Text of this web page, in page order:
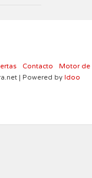
Contacto Motor de
| Powered by Idoo